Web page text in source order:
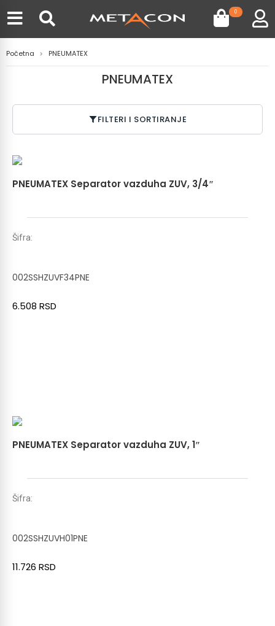
0
Početna PNEUMATEX
PNEUMATEX
FILTERI I SORTIRANJE
PNEUMATEX Separator vazduha ZUV, 3/4″
Šifra:
002SSHZUVF34PNE
6.508 RSD
PNEUMATEX Separator vazduha ZUV, 1″
Šifra:
002SSHZUVH01PNE
11.726 RSD